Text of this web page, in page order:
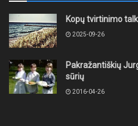
Kopų tvirtinimo
2025-09-26
Pakražantiškių
sūrių
2016-04-26